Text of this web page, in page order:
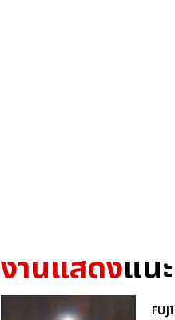
งานแสดงแน